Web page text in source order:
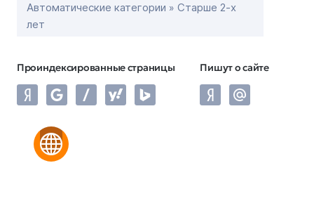
Автоматические категории » Старше 2-х
лет
Проиндексированные страницы Пишут о сайте